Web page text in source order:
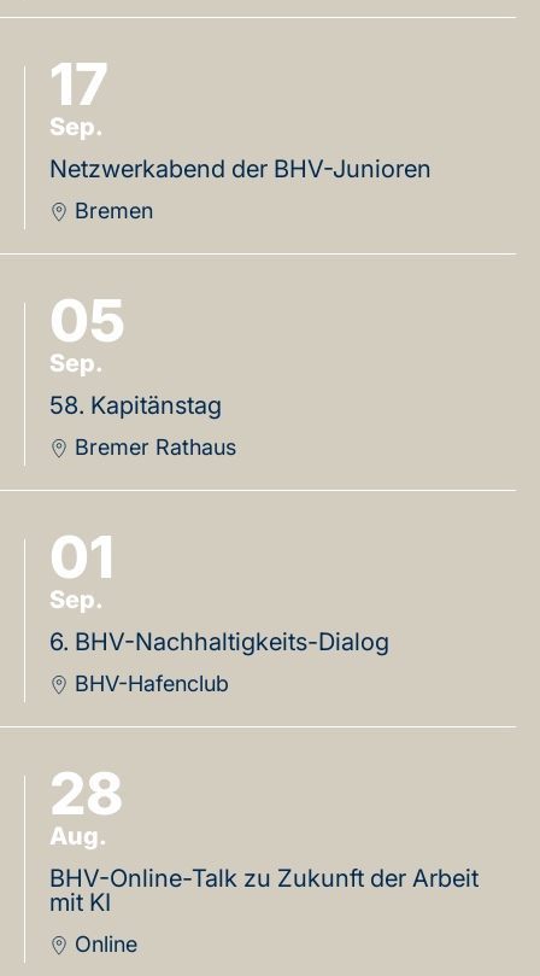
17
Sep.
Netzwerkabend der BHV-Junioren
Bremen
05
Sep.
58. Kapitänstag
Bremer Rathaus
01
Sep.
6. BHV-Nachhaltigkeits-Dialog
BHV-Hafenclub
28
Aug.
BHV-Online-Talk zu Zukunft der Arbeit
mit KI
Online